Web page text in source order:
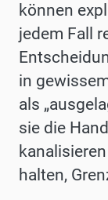
können
jedem Fall
in
als
sie die
halten,